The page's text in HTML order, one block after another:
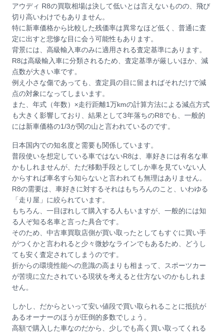
アウディ R8の買取相場は決して低いとは言えないものの、飛び
切り高いわけでもありません。
特に新車価格から比較した残価率は異常なほど低く、普通に査
定に出すと悲惨な目に会う可能性もあります。
背景には、高級輸入車のみに適用される査定基準にあります。
R8は高級輸入車に分類されるため、査定基準が厳しいほか、減
点数が大きい車です。
例え小さな傷であっても、査定員の目に留まればそれだけで減
点の対象になってしまいます。
また、年式（年数）×走行距離1万kmの計算方法による減点方式
も大きく影響しており、結果として3年落ちのR8でも、一般的
には新車価格の1/3が関の山と言われているのです。
日本国内での知名度と需要も関係しています。
普段使いを想定している車ではないR8は、車好きには有名な車
かもしれませんが、ただ移動手段としてしか車を見ていない人
からすれば車名すら知らないと言われても無理はありません。
R8の需要は、車好きに対するそれはもちろんのこと、いわゆる
「走り屋」に絞られています。
もちろん、一目ぼれして購入する人もいますが、一般的には知
る人ぞ知る名車と言った具合です。
そのため、中古車買取店側が買い取ったとしてもすぐに買い手
がつくかと言われると少々微妙なラインでもあるため、どうし
ても安く査定されてしまうのです。
折からの環境性能への意識の高まりも相まって、スポーツカー
が苦境に立たされている現状を考えると仕方ないのかもしれま
せん。
しかし、だからといって安い値段で買い取られることに抵抗が
あるオーナーのほうが圧倒的多数でしょう。
高額で購入した車なのだから、少しでも高く買い取ってくれる